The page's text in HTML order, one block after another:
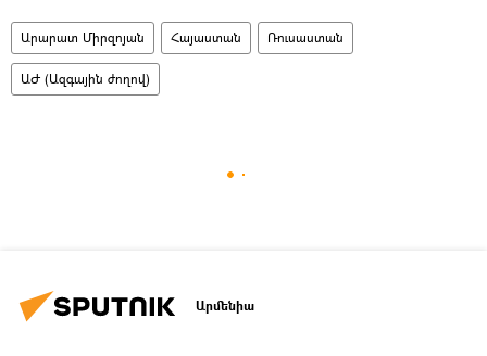
Արարատ Միրզոյան Հայաստան Ռուսաստան
ԱԺ (Ազգային ժողով)
Արմենիա